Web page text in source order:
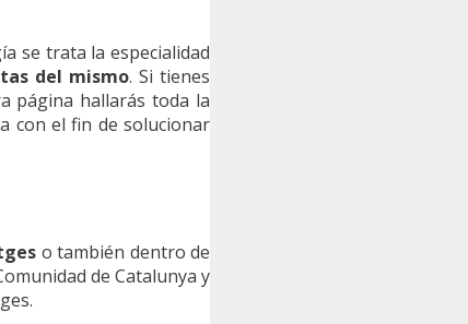
se trata la especialidad
del mismo. Si tienes
página hallarás toda la
con el fin de solucionar
o también dentro de
de Catalunya y